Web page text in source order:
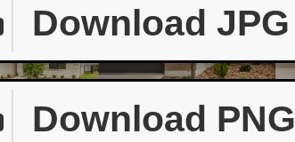
Download JPG
Download PNG